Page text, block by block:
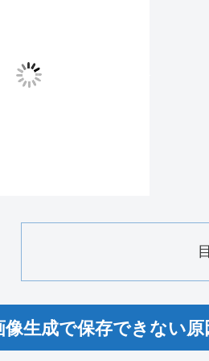
生成で保存できない原